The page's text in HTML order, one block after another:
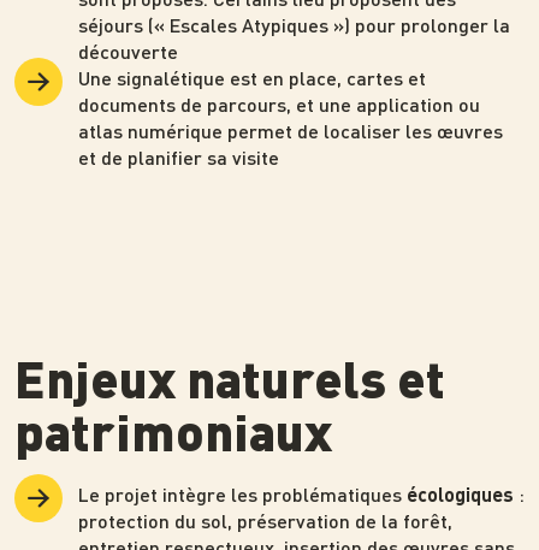
séjours (« Escales Atypiques ») pour prolonger la
découverte
Une signalétique est en place, cartes et
documents de parcours, et une application ou
atlas numérique permet de localiser les œuvres
et de planifier sa visite
Enjeux naturels et
patrimoniaux
Le projet intègre les problématiques écologiques :
protection du sol, préservation de la forêt,